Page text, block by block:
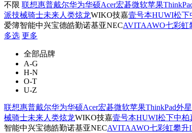
不限 联想惠普戴尔华为华硕Acer宏碁微软苹果
派技械骑士未来人类炫龙WIKO技嘉壹号本HUWI松下
爱簿智能中兴宝德皓勤诺基亚NECAVITAAWO七彩虹
多选 更多
全部品牌
A-G
H-N
O-T
U-Z
联想惠普戴尔华为华硕Acer宏碁微软苹果ThinkPad外
械骑士未来人类炫龙WIKO技嘉壹号本HUWI松下中柏
智能中兴宝德皓勤诺基亚NECAVITAAWO七彩虹攀升